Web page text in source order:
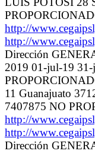
http://
http://
Dirección
2019 01-jul-19
11 Guanajuato
7407875 NO
http://
http://
Dirección